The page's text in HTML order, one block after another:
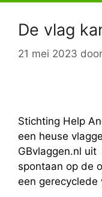
De vlag
21 mei 2023 door
Stichting Help
een heuse
GBvlaggen.nl
spontaan op de
een gerecyclede